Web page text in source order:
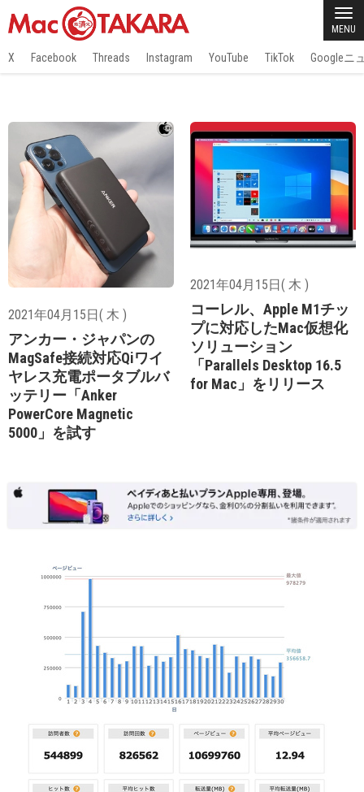
MENU
X Facebook Threads Instagram YouTube TikTok Googleニ
2021年04月15日( 木 )
アンカー・ジャパンの
MagSafe接続対応Qiワイ
ヤレス充電ポータブルバ
ッテリー「Anker
PowerCore Magnetic
5000」を試す
2021年04月15日( 木 )
コーレル、Apple M1チッ
プに対応したMac仮想化
ソリューション
「Parallels Desktop 16.5
for Mac」をリリース